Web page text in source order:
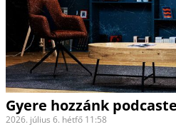
Gyere hozzánk
2026. július 6. hétfő 11:58